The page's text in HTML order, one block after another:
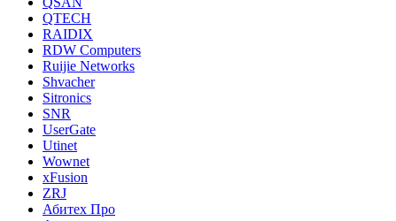
QTECH
RAIDIX
RDW Computers
Ruijie Networks
Shvacher
Sitronics
SNR
UserGate
Utinet
Wownet
xFusion
ZRJ
Абитех Про